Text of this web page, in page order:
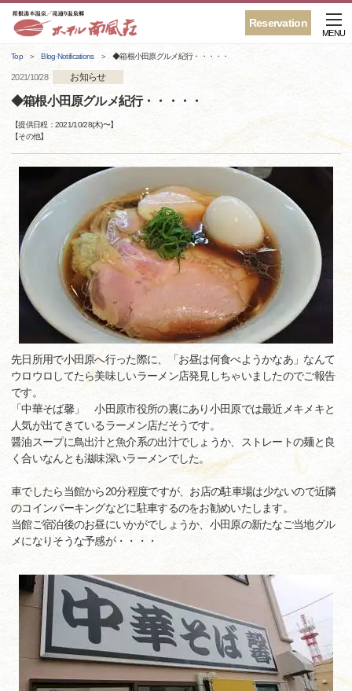
Reservation
MENU
Top Blog·Notifications ◆箱根小田原グルメ紀行・・・・・
2021/10/28 お知らせ
◆箱根小田原グルメ紀行・・・・・
【提供日程：2021/10/28(木)〜】
【その他】
先日所用で小田原へ行った際に、「お昼は何食べようかなあ」なんて
ウロウロしてたら美味しいラーメン店発見しちゃいましたのでご報告
です。
「中華そば馨」 小田原市役所の裏にあり小田原では最近メキメキと
人気が出てきているラーメン店だそうです。
醤油スープに鳥出汁と魚介系の出汁でしょうか、ストレートの麺と良
く合いなんとも滋味深いラーメンでした。
車でしたら当館から20分程度ですが、お店の駐車場は少ないので近隣
のコインパーキングなどに駐車するのをお勧めいたします。
当館ご宿泊後のお昼にいかがでしょうか、小田原の新たなご当地グル
メになりそうな予感が・・・・